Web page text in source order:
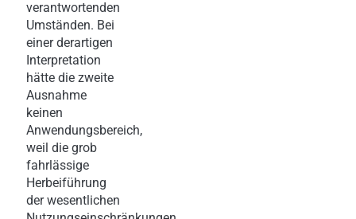
verantwortenden
Umständen. Bei
einer derartigen
Interpretation
hätte die zweite
Ausnahme
keinen
Anwendungsbereich,
weil die grob
fahrlässige
Herbeiführung
der wesentlichen